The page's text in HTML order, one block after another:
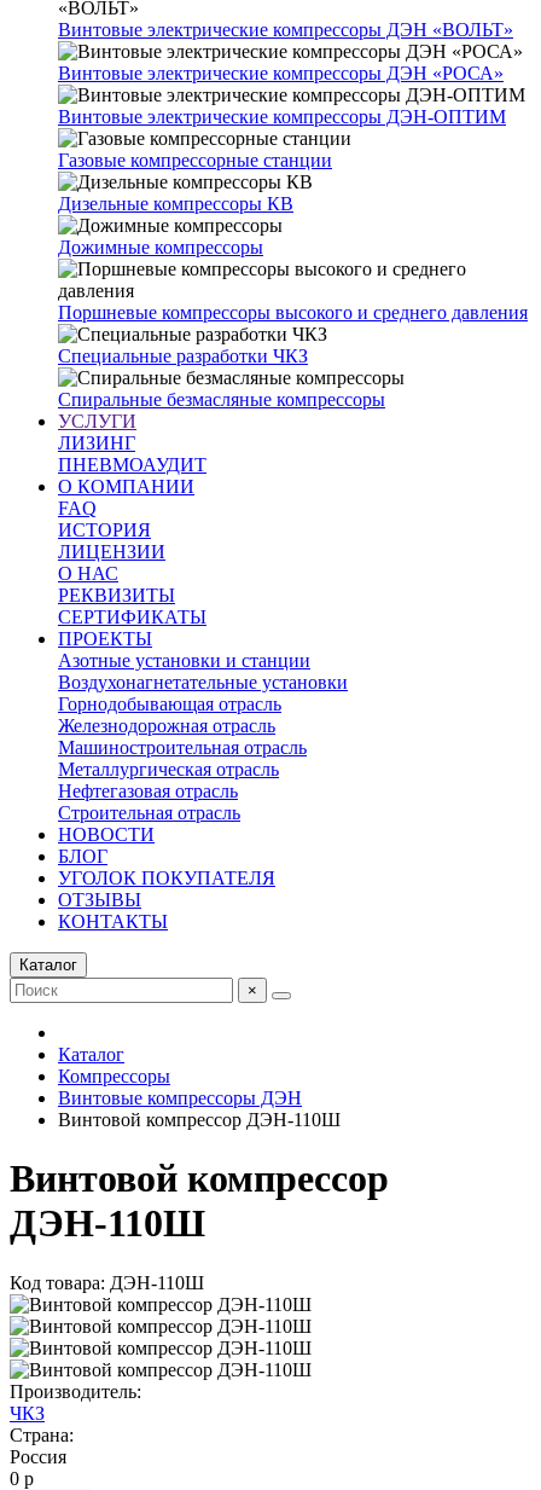
Винтовые электрические компрессоры ДЭН «ВОЛЬТ»
Винтовые электрические компрессоры ДЭН «РОСА»
Винтовые электрические компрессоры ДЭН-ОПТИМ
Газовые компрессорные станции
Дизельные компрессоры КВ
Дожимные компрессоры
Поршневые компрессоры высокого и среднего давления
Специальные разработки ЧКЗ
Спиральные безмасляные компрессоры
УСЛУГИ
ЛИЗИНГ
ПНЕВМОАУДИТ
О КОМПАНИИ
FAQ
ИСТОРИЯ
ЛИЦЕНЗИИ
О НАС
РЕКВИЗИТЫ
СЕРТИФИКАТЫ
ПРОЕКТЫ
Азотные установки и станции
Воздухонагнетательные установки
Горнодобывающая отрасль
Железнодорожная отрасль
Машиностроительная отрасль
Металлургическая отрасль
Нефтегазовая отрасль
Строительная отрасль
НОВОСТИ
БЛОГ
УГОЛОК ПОКУПАТЕЛЯ
ОТЗЫВЫ
КОНТАКТЫ
Каталог
×
Каталог
Компрессоры
Винтовые компрессоры ДЭН
Винтовой компрессор ДЭН-110Ш
Винтовой компрессор
ДЭН-110Ш
Код товара: ДЭН-110Ш
Производитель:
ЧКЗ
Страна:
Россия
0 р